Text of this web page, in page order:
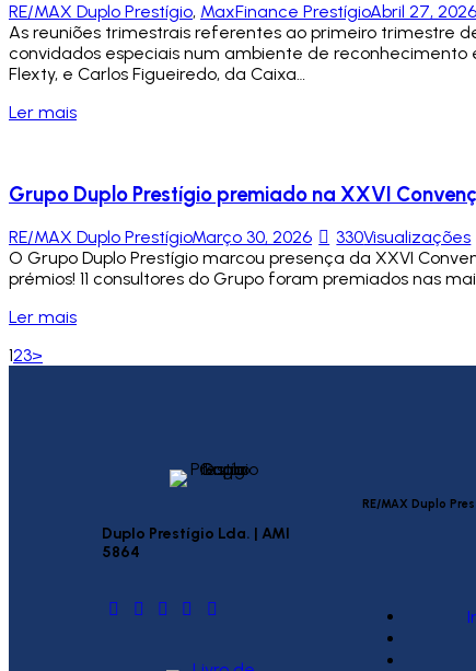
RE/MAX Duplo Prestígio, MaxFinance PrestígioAbril 27, 2026
As reuniões trimestrais referentes ao primeiro trimestre
convidados especiais num ambiente de reconhecimento
Flexty, e Carlos Figueiredo, da Caixa…
Ler mais
Grupo Duplo Prestígio premiado na XXVI
RE/MAX Duplo PrestígioMarço 30, 2026 330Visualizações
O Grupo Duplo Prestígio marcou presença da XXVI
prémios! 11 consultores do Grupo foram premiados nas
Ler mais
123>
Duplo Prestígio Lda. | AMI
5864
RE/MAX Duplo